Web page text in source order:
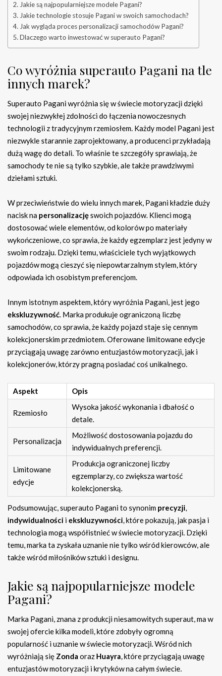
Jakie są najpopularniejsze modele Pagani?
Jakie technologie stosuje Pagani w swoich samochodach?
Jak wygląda proces personalizacji samochodów Pagani?
Dlaczego warto inwestować w superauto Pagani?
Co wyróżnia superauto Pagani na tle
innych marek?
Superauto Pagani wyróżnia się w świecie motoryzacji dzięki
swojej niezwykłej zdolności do łączenia nowoczesnych
technologii z tradycyjnym rzemiosłem. Każdy model Pagani jest
niezwykle starannie zaprojektowany, a producenci przykładają
dużą wagę do detali. To właśnie te szczegóły sprawiają, że
samochody te nie są tylko szybkie, ale także prawdziwymi
dziełami sztuki.
W przeciwieństwie do wielu innych marek, Pagani kładzie duży
nacisk na personalizacjęswoich pojazdów. Klienci mogą
dostosować wiele elementów, od kolorów po materiały
wykończeniowe, co sprawia, że każdy egzemplarz jest jedyny w
swoim rodzaju. Dzięki temu, właściciele tych wyjątkowych
pojazdów mogą cieszyć się niepowtarzalnym stylem, który
odpowiada ich osobistym preferencjom.
Innym istotnym aspektem, który wyróżnia Pagani, jest jego
ekskluzywność. Marka produkuje ograniczoną liczbę
samochodów, co sprawia, że każdy pojazd staje się cennym
kolekcjonerskim przedmiotem. Oferowane limitowane edycje
przyciągają uwagę zarówno entuzjastów motoryzacji, jak i
kolekcjonerów, którzy pragną posiadać coś unikalnego.
Aspekt Opis
Rzemiosło
Wysoka jakość wykonania i dbałość o
detale.
Personalizacja
Możliwość dostosowania pojazdu do
indywidualnych preferencji.
Limitowane
edycje
Produkcja ograniczonej liczby
egzemplarzy, co zwiększa wartość
kolekcjonerską.
Podsumowując, superauto Pagani to synonim precyzji,
indywidualności i ekskluzywności, które pokazują, jak pasja i
technologia mogą współistnieć w świecie motoryzacji. Dzięki
temu, marka ta zyskała uznanie nie tylko wśród kierowców, ale
także wśród miłośników sztuki i designu.
Jakie są najpopularniejsze modele
Pagani?
Marka Pagani, znana z produkcji niesamowitych superaut, ma w
swojej ofercie kilka modeli, które zdobyły ogromną
popularność i uznanie w świecie motoryzacji. Wśród nich
wyróżniają się Zonda oraz Huayra, które przyciągają uwagę
entuzjastów motoryzacji i krytyków na całym świecie.